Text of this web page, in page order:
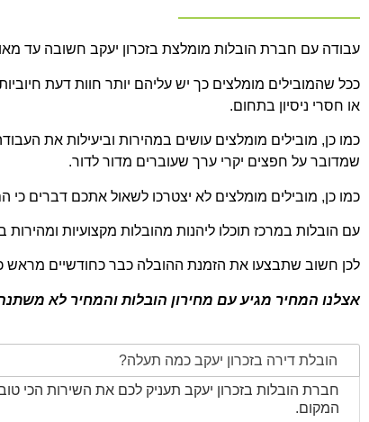
עבודה עם חברת הובלות מומלצת בזכרון יעקב חשובה עד
ככל שהמובילים מומלצים כך יש עליהם יותר חוות דעת
או חסרי ניסיון בתחום.
כמו כן, מובילים מומלצים עושים במהירות וביעילות את
שמדובר על חפצים יקרי ערך שעוברים מדור לדור.
כמו כן, מובילים מומלצים לא יצטרכו לשאול אתכם דברים
עם הובלות במרכז תוכלו ליהנות מהובלות מקצועיות ומהירות
לכן חשוב שתבצעו את הזמנת ההובלה כבר כחודשיים מראש
אצלנו המחיר מגיע עם מחירון הובלות והמחיר לא
הובלת דירה בזכרון יעקב כמה תעלה?
המקום.